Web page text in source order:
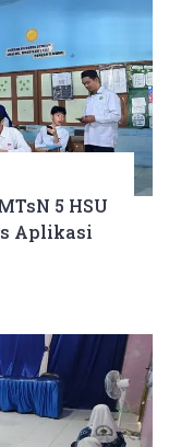
5 HSU
Aplikasi